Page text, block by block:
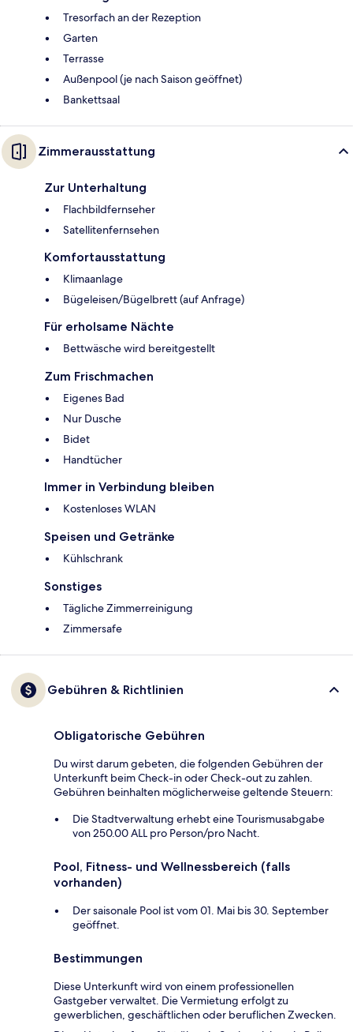
Tresorfach an der Rezeption
Garten
Terrasse
Außenpool (je nach Saison geöffnet)
Bankettsaal
Zimmerausstattung
Zur Unterhaltung
Flachbildfernseher
Satellitenfernsehen
Komfortausstattung
Klimaanlage
Bügeleisen/Bügelbrett (auf Anfrage)
Für erholsame Nächte
Bettwäsche wird bereitgestellt
Zum Frischmachen
Eigenes Bad
Nur Dusche
Bidet
Handtücher
Immer in Verbindung bleiben
Kostenloses WLAN
Speisen und Getränke
Kühlschrank
Sonstiges
Tägliche Zimmerreinigung
Zimmersafe
Gebühren & Richtlinien
Obligatorische Gebühren
Du wirst darum gebeten, die folgenden Gebühren der
Unterkunft beim Check-in oder Check-out zu zahlen.
Gebühren beinhalten möglicherweise geltende Steuern:
Die Stadtverwaltung erhebt eine Tourismusabgabe
von 250.00 ALL pro Person/pro Nacht.
Pool, Fitness- und Wellnessbereich (falls
vorhanden)
Der saisonale Pool ist vom 01. Mai bis 30. September
geöffnet.
Bestimmungen
Diese Unterkunft wird von einem professionellen
Gastgeber verwaltet. Die Vermietung erfolgt zu
gewerblichen, geschäftlichen oder beruflichen Zwecken.